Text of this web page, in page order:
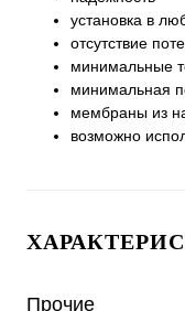
установка в
отсутствие
минимальные
минимальная
мембраны из
возможно
Прочие